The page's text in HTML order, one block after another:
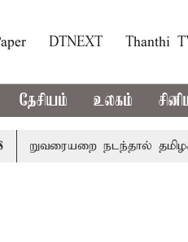
DTNEXT Thanthi
தேசியம் உலகம்
நடந்தால் தமிழக